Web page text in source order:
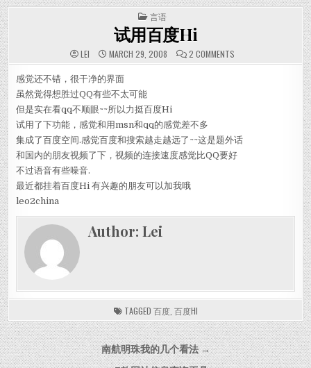
POSTED IN
言语
试用百度Hi
LEI MARCH 29, 2008 2 COMMENTSON 试用百度HI
感觉还不错，很干净的界面
虽然觉得想胜过QQ有些不太可能
但是实在看qq不顺眼~~所以力挺百度Hi
试用了下功能，感觉和用msn和qq的感觉差不多
集成了百度空间.感觉百度和搜索越走越远了~~这是题外话
和国内的朋友视频了下，视频的连接速度感觉比QQ要好
不过语音有些噪音.
最近都挂着百度Hi 有兴趣的朋友可以加我哦
leo2china
Author:Lei
TAGGED 百度, 百度HI
Post navigation南航明珠我的几个看法 →